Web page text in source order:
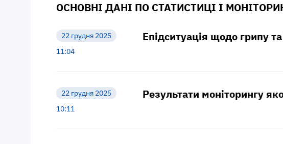
ОСНОВНІ ДАНІ ПО СТАТИСТИЦІ І
22 грудня 2025
11:04
Епідситуація щодо грипу
22 грудня 2025
10:11
Результати моніторингу